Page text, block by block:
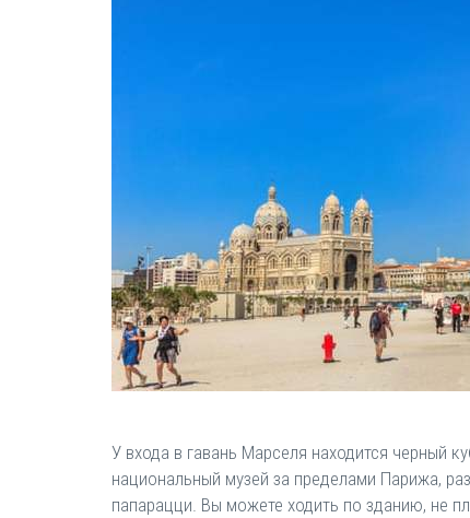
У входа в гавань Марселя находится черный
национальный музей за пределами Парижа,
папарацци. Вы можете ходить по зданию, не